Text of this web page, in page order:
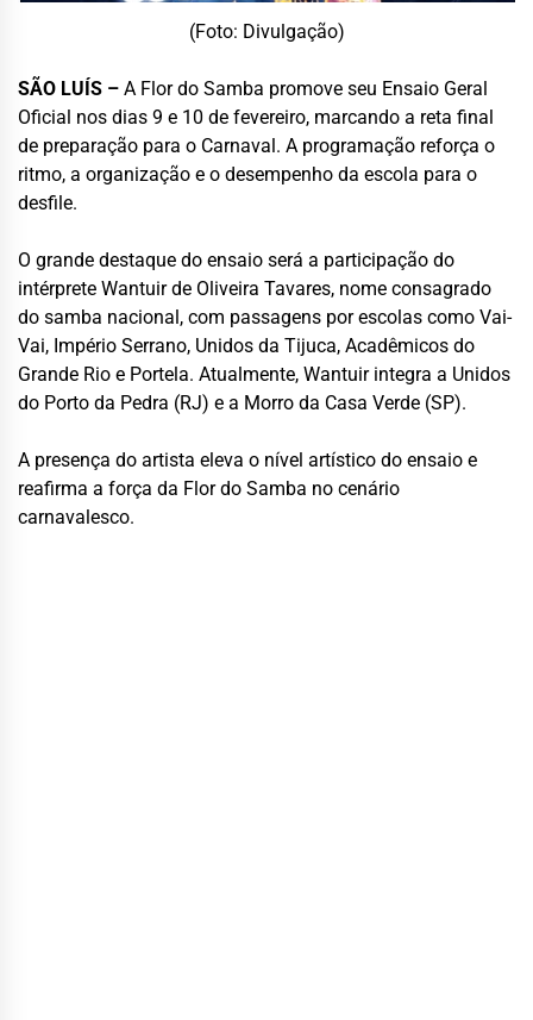
(Foto: Divulgação)
SÃO LUÍS – A Flor do Samba promove seu Ensaio Geral
Oficial nos dias 9 e 10 de fevereiro, marcando a reta final
de preparação para o Carnaval. A programação reforça o
ritmo, a organização e o desempenho da escola para o
desfile.
O grande destaque do ensaio será a participação do
intérprete Wantuir de Oliveira Tavares, nome consagrado
do samba nacional, com passagens por escolas como Vai-
Vai, Império Serrano, Unidos da Tijuca, Acadêmicos do
Grande Rio e Portela. Atualmente, Wantuir integra a Unidos
do Porto da Pedra (RJ) e a Morro da Casa Verde (SP).
A presença do artista eleva o nível artístico do ensaio e
reafirma a força da Flor do Samba no cenário
carnavalesco.